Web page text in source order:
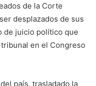
de la Corte
desplazados de sus
de juicio político que
en el Congreso
país, trasladado la